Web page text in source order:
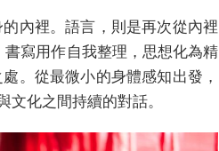
寫用作自我整理，思想化為精
。從最微小的身體感知出發，
文化之間持續的對話。